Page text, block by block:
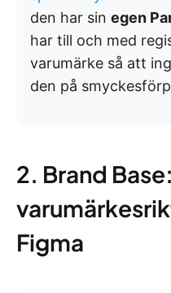
den har sin egen
har till och med
varumärke så att
den på
2. Brand
Figma